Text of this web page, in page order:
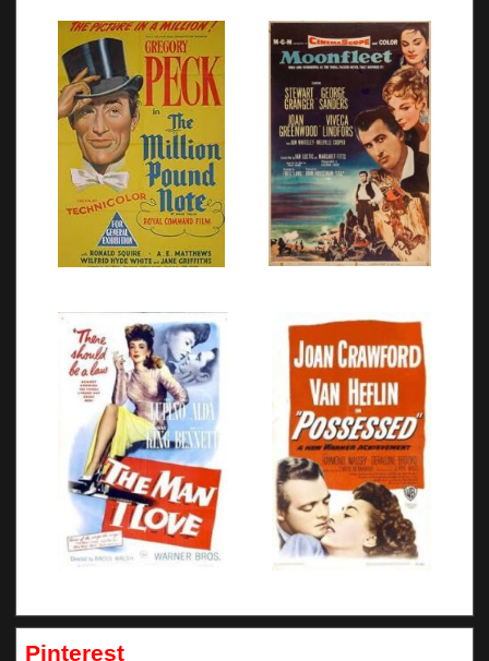
Pinterest